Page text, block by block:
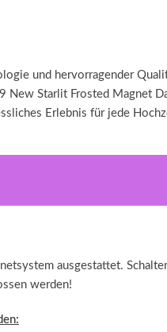
und hervorragender
New Starlit Frosted Magnet
Erlebnis für jede
ausgestattet.
werden!